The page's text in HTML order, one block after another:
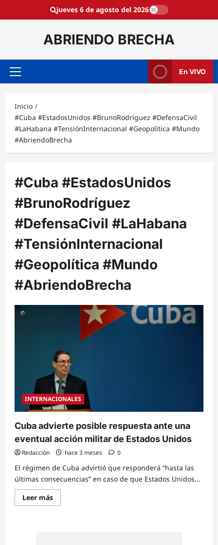
jueves 6 de agosto del 2026
ABRIENDO BRECHA
Menú
En VIVO
Inicio
#Cuba #EstadosUnidos #BrunoRodríguez #DefensaCivil
#LaHabana #TensiónInternacional #Geopolítica #Mundo
#AbriendoBrecha
#Cuba #EstadosUnidos
#BrunoRodríguez
#DefensaCivil #LaHabana
#TensiónInternacional
#Geopolítica #Mundo
#AbriendoBrecha
INTERNACIONALES
Cuba advierte posible respuesta ante una
eventual acción militar de Estados Unidos
Redacción hace 3 meses 0
El régimen de Cuba advirtió que responderá “hasta las
últimas consecuencias” en caso de que Estados Unidos...
Leer másRead
more